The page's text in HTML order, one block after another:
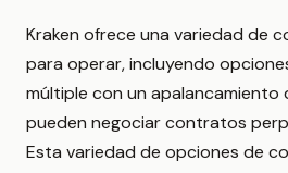
Kraken ofrece una variedad de
para operar, incluyendo
múltiple con un apalancamiento
pueden negociar contratos
Esta variedad de opciones de